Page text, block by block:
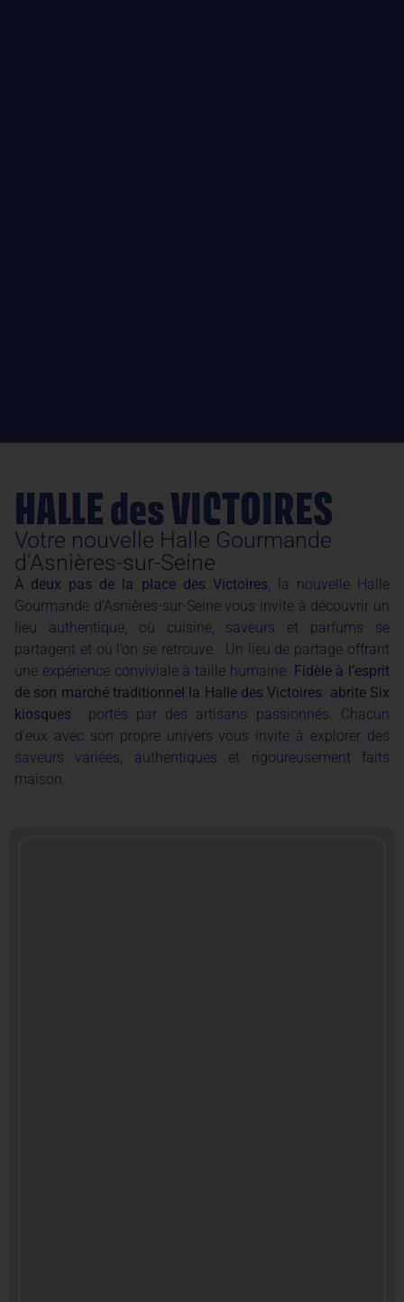
HALLE des VICTOIRES
Votre nouvelle Halle Gourmande
d'Asnières-sur-Seine
À deux pas de la place des Victoires, la nouvelle Halle
Gourmande d’Asnières-sur-Seine vous invite à découvrir un
lieu authentique, où cuisine, saveurs et parfums se
partagent et où l’on se retrouve. Un lieu de partage offrant
une expérience conviviale à taille humaine. Fidèle à l’esprit
de son marché traditionnel la Halle des Victoires abrite Six
kiosques
portés par des artisans passionnés. Chacun
d’eux avec son propre univers vous invite à explorer des
saveurs variées, authentiques et rigoureusement faits
maison.